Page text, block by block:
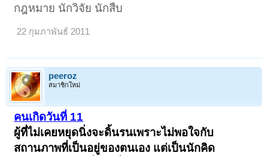
กฎหมาย นักวิจัย นักสืบ
22 กุมภาพันธ์ 2011
peeroz
สมาชิกใหม่
คนเกิดวันที่ 11
ผู้ที่ไม่เคยหยุดนิ่งจะดิ้นรนเพราะไม่พอใจกับ
สถานภาพที่เป็นอยู่ของตนเอง แต่เป็นนักคิด